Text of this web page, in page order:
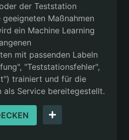
der Teststation
Maßnahmen
ein Machine Learning
mit passenden Labeln
"Teststationsfehler",
trainiert und für die
als Service bereitegestellt.